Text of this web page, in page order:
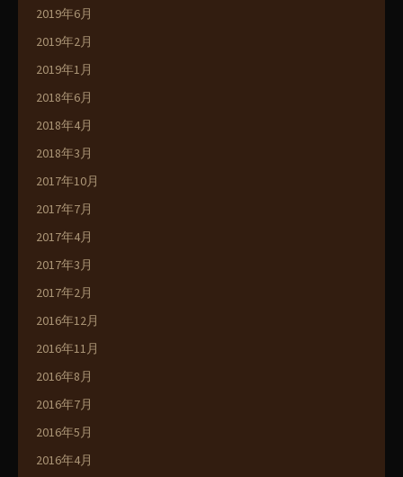
2019年6月
2019年2月
2019年1月
2018年6月
2018年4月
2018年3月
2017年10月
2017年7月
2017年4月
2017年3月
2017年2月
2016年12月
2016年11月
2016年8月
2016年7月
2016年5月
2016年4月